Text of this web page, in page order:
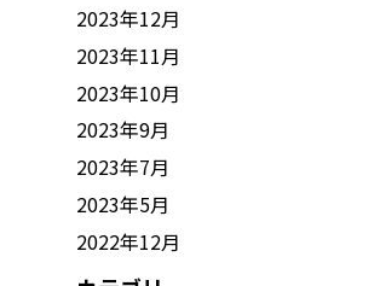
2023年12月
2023年11月
2023年10月
2023年9月
2023年7月
2023年5月
2022年12月